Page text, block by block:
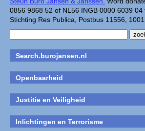
0856 9868 52 of NL56 INGB 0000 6039 04
Stichting Res Publica, Postbus 11556,
Search.burojansen.nl
Openbaarheid
Justitie en Veiligheid
Inlichtingen en Terrorisme